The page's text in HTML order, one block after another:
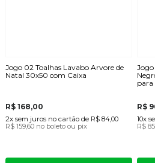
Jogo 02 Toalhas Lavabo Arvore de
Natal 30x50 com Caixa
R$ 168,00
2x sem juros no cartãode R$ 84,00
R$ 159,60 no boleto ou pix
para
R$
10x
R$